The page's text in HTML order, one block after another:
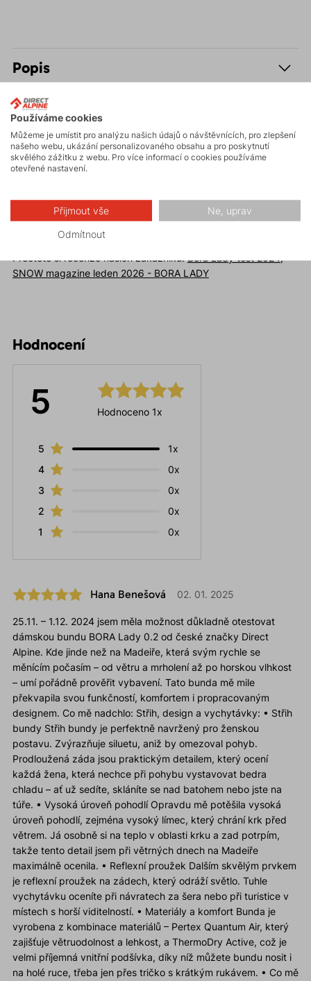
Popis
Parametry
Údržba
Recenze
Přečtete si recenze našich zákazníků:Bora Lady test 2024,
SNOW magazine leden 2026 - BORA LADY
Hodnocení
5 Hodnoceno 1x
5
1x
4
0x
3
0x
2
0x
1
0x
Hana Benešová 02. 01. 2025
25.11. – 1.12. 2024 jsem měla možnost důkladně otestovat
dámskou bundu BORA Lady 0.2 od české značky Direct
Alpine. Kde jinde než na Madeiře, která svým rychle se
měnícím počasím – od větru a mrholení až po horskou vlhkost
– umí pořádně prověřit vybavení. Tato bunda mě mile
překvapila svou funkčností, komfortem i propracovaným
designem. Co mě nadchlo: Střih, design a vychytávky: • Střih
bundy Střih bundy je perfektně navržený pro ženskou
postavu. Zvýrazňuje siluetu, aniž by omezoval pohyb.
Prodloužená záda jsou praktickým detailem, který ocení
každá žena, která nechce při pohybu vystavovat bedra
chladu – ať už sedíte, skláníte se nad batohem nebo jste na
túře. • Vysoká úroveň pohodlí Opravdu mě potěšila vysoká
úroveň pohodlí, zejména vysoký límec, který chrání krk před
větrem. Já osobně si na teplo v oblasti krku a zad potrpím,
takže tento detail jsem při větrných dnech na Madeiře
maximálně ocenila. • Reflexní proužek Dalším skvělým prvkem
je reflexní proužek na zádech, který odráží světlo. Tuhle
vychytávku oceníte při návratech za šera nebo při turistice v
místech s horší viditelností. • Materiály a komfort Bunda je
vyrobena z kombinace materiálů – Pertex Quantum Air, který
zajišťuje větruodolnost a lehkost, a ThermoDry Active, což je
velmi příjemná vnitřní podšívka, díky níž můžete bundu nosit i
na holé ruce, třeba jen přes tričko s krátkým rukávem. • Co mě
Používáme cookies
Můžeme je umístit pro analýzu našich údajů o návštěvnících, pro zlepšení
našeho webu, ukázání personalizovaného obsahu a pro poskytnutí
skvělého zážitku z webu. Pro více informací o cookies používáme
otevřené nastavení.
Přijmout vše Ne, uprav
Odmítnout